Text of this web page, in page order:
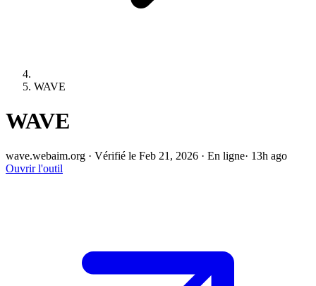
WAVE
WAVE
wave.webaim.org · Vérifié le Feb 21, 2026 · En ligne· 13h ago
Ouvrir l'outil